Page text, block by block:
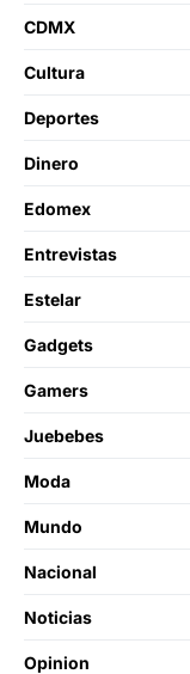
CDMX
Cultura
Deportes
Dinero
Edomex
Entrevistas
Estelar
Gadgets
Gamers
Juebebes
Moda
Mundo
Nacional
Noticias
Opinion